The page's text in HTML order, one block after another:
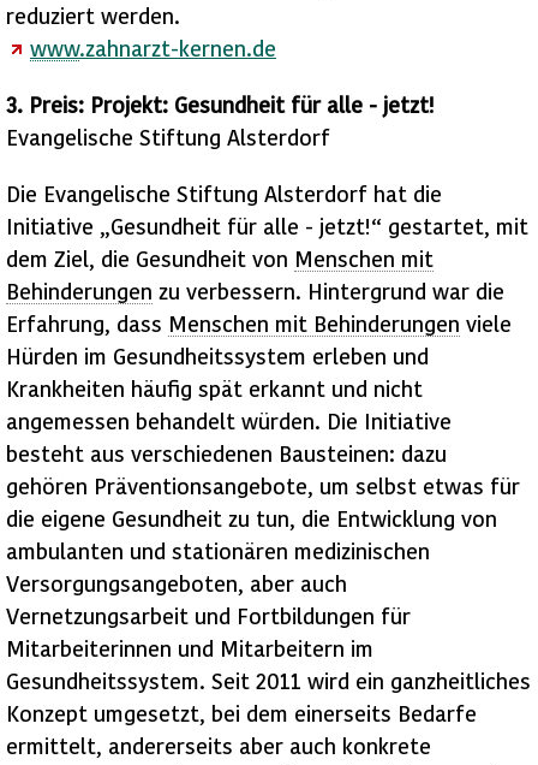
reduziert werden.
www.zahnarzt-kernen.de
3. Preis: Projekt: Gesundheit für alle - jetzt!
Evangelische Stiftung Alsterdorf
Die Evangelische Stiftung Alsterdorf hat die
Initiative „Gesundheit für alle - jetzt!“ gestartet, mit
dem Ziel, die Gesundheit von Menschen mit
Behinderungen zu verbessern. Hintergrund war die
Erfahrung, dass Menschen mit Behinderungen viele
Hürden im Gesundheitssystem erleben und
Krankheiten häufig spät erkannt und nicht
angemessen behandelt würden. Die Initiative
besteht aus verschiedenen Bausteinen: dazu
gehören Präventionsangebote, um selbst etwas für
die eigene Gesundheit zu tun, die Entwicklung von
ambulanten und stationären medizinischen
Versorgungsangeboten, aber auch
Vernetzungsarbeit und Fortbildungen für
Mitarbeiterinnen und Mitarbeitern im
Gesundheitssystem. Seit 2011 wird ein ganzheitliches
Konzept umgesetzt, bei dem einerseits Bedarfe
ermittelt, andererseits aber auch konkrete